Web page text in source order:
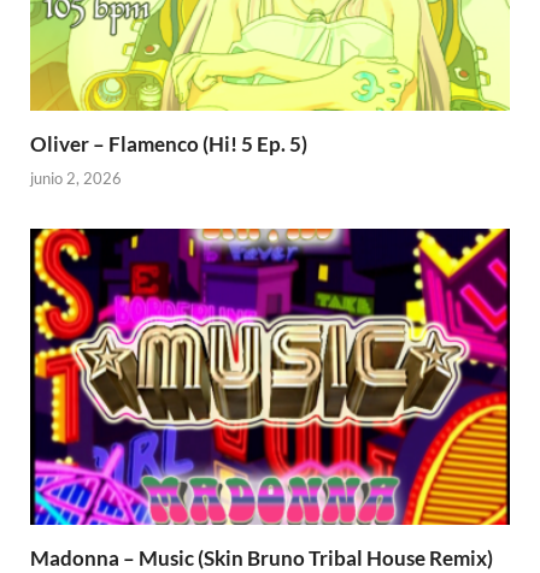
Oliver – Flamenco (Hi! 5 Ep. 5)
junio 2, 2026
Madonna – Music (Skin Bruno Tribal House Remix)